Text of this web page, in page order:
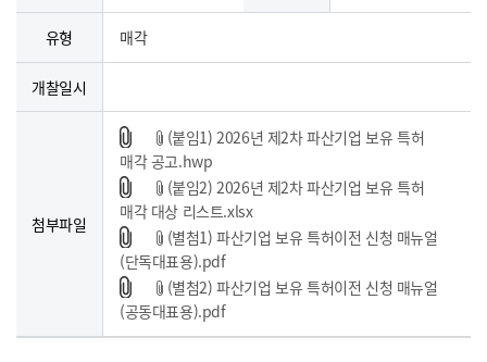
유형 매각
개찰일시
첨부파일
(붙임1) 2026년 제2차 파산기업 보유 특허
매각 공고.hwp
(붙임2) 2026년 제2차 파산기업 보유 특허
매각 대상 리스트.xlsx
(별첨1) 파산기업 보유 특허이전 신청 매뉴얼
(단독대표용).pdf
(별첨2) 파산기업 보유 특허이전 신청 매뉴얼
(공동대표용).pdf